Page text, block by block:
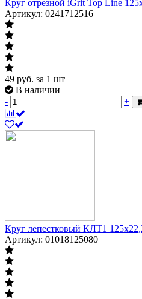
Круг отрезной iGrit Top Line
Артикул: 0241712516
49 руб. за 1 шт
В наличии
-
+
Круг лепестковый КЛТ1
Артикул: 01018125080